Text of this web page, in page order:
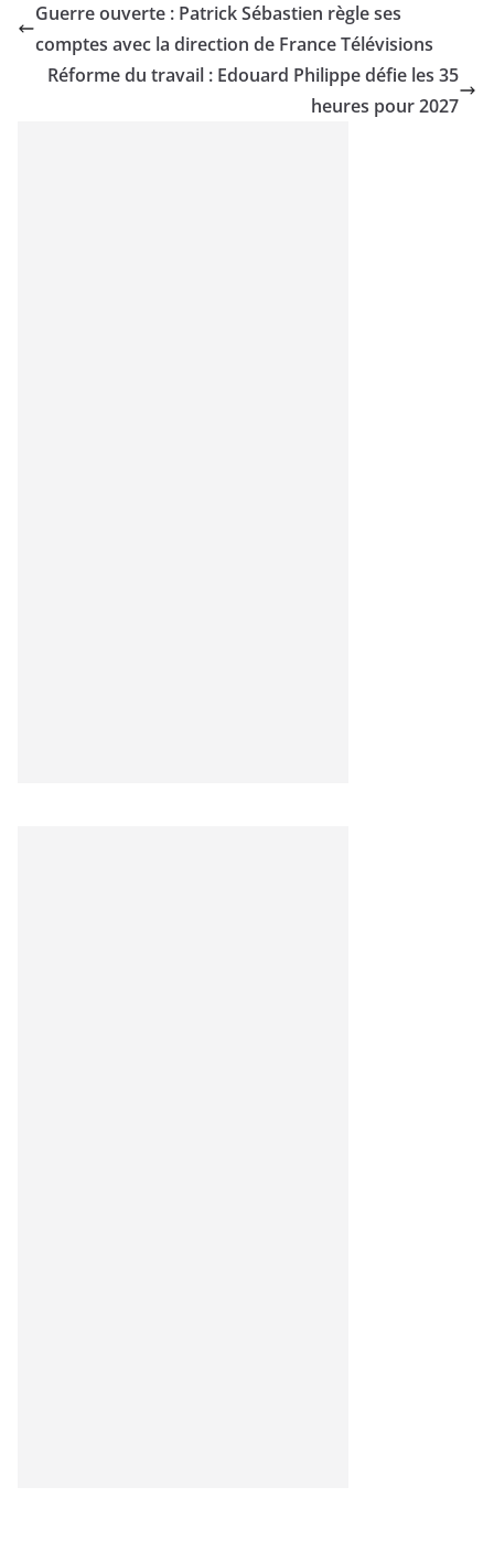
Guerre ouverte : Patrick Sébastien règle ses
comptes avec la direction de France Télévisions
Réforme du travail : Edouard Philippe défie les 35
heures pour 2027